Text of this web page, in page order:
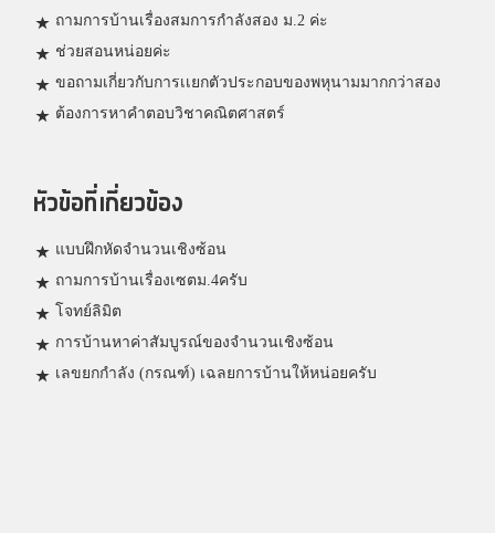
ถามการบ้านเรื่องสมการกำลังสอง ม.2 ค่ะ
ช่วยสอนหน่อยค่ะ
ขอถามเกี่ยวกับการเเยกตัวประกอบของพหุนามมากกว่าสอง
ต้องการหาคำตอบวิชาคณิตศาสตร์
หัวข้อที่เกี่ยวข้อง
แบบฝึกหัดจำนวนเชิงซ้อน
ถามการบ้านเรื่องเซตม.4ครับ
โจทย์ลิมิต
การบ้านหาค่าสัมบูรณ์ของจำนวนเชิงซ้อน
เลขยกกำลัง (กรณฑ์) เฉลยการบ้านให้หน่อยครับ